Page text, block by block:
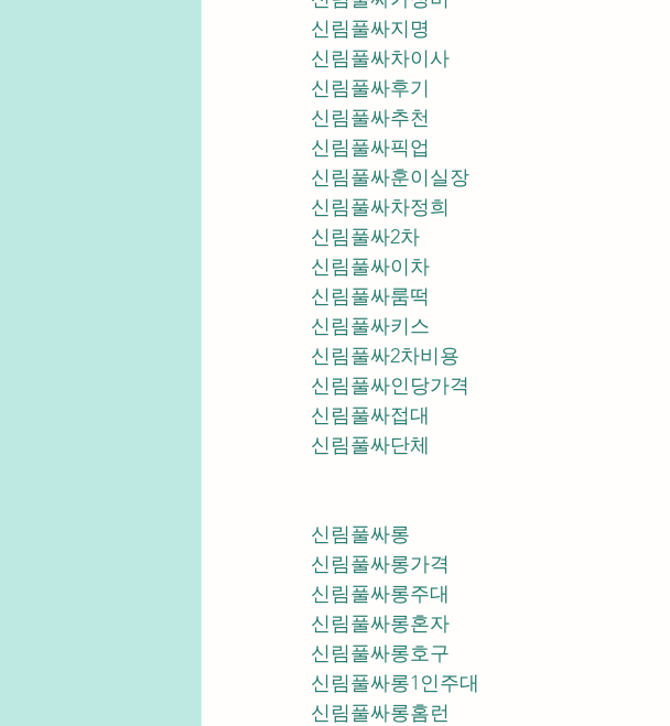
신림풀싸지명
신림풀싸차이사
신림풀싸후기
신림풀싸추천
신림풀싸훈이실장
신림풀싸차정희
신림풀싸2차
신림풀싸이차
신림풀싸룸떡
신림풀싸키스
신림풀싸2차비용
신림풀싸인당가격
신림풀싸접대
신림풀싸단체
신림풀싸롱
신림풀싸롱가격
신림풀싸롱주대
신림풀싸롱혼자
신림풀싸롱호구
신림풀싸롱1인주대
신림풀싸롱홈런